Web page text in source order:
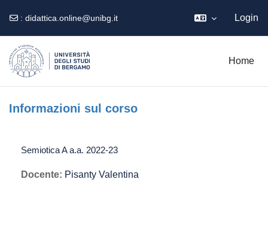
: didattica.online@unibg.it Login
Home
Informazioni sul corso
Semiotica A a.a. 2022-23
Docente: Pisanty Valentina